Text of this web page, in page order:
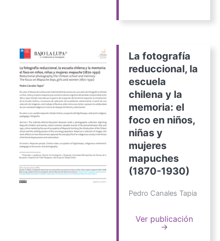
La fotografía
reduccional, la
escuela
chilena y la
memoria: el
foco en niños,
niñas y
mujeres
mapuches
(1870-1930)
Pedro Canales Tapia
Ver publicación
→